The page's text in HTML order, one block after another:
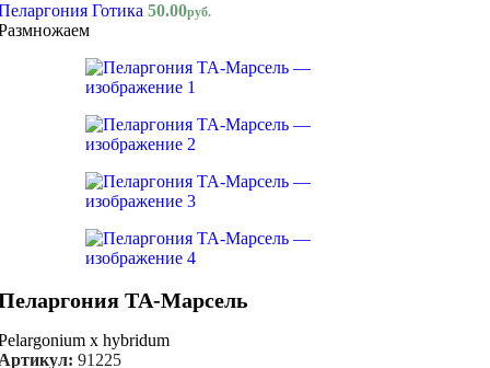
Готика 50.00руб.
ТА-Марсель
x hybridum
91225